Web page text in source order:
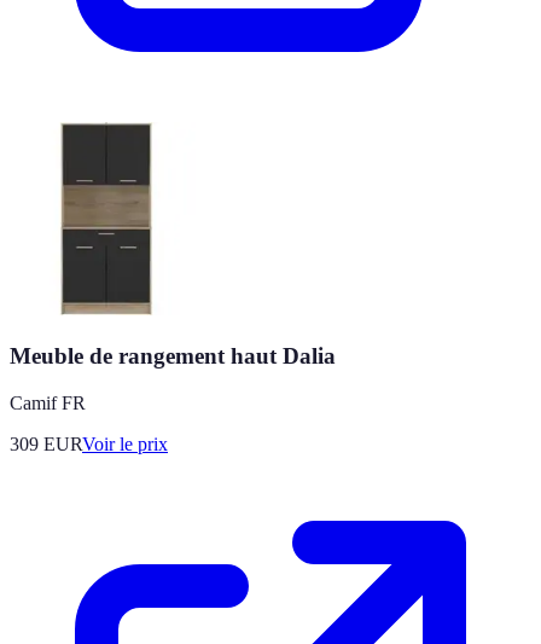
Meuble de rangement haut Dalia
Camif FR
309 EURVoir le prix